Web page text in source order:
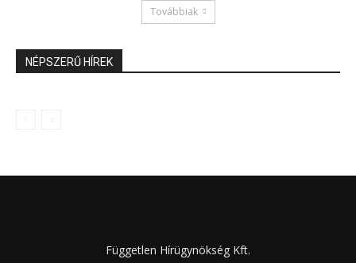
Továbbiak
NÉPSZERŰ HÍREK
Független Hírügynökség Kft.